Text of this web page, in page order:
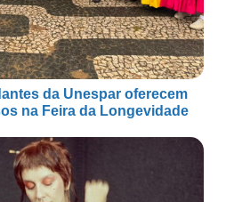
da Unespar oferecem
na Feira da Longevidade